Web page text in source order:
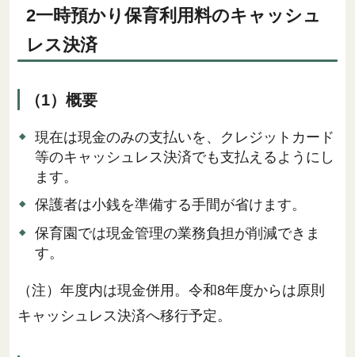
2一時預かり保育利用料のキャッシュ
レス決済
（1）概要
現在は現金のみの支払いを、クレジットカード
等のキャッシュレス決済でも支払えるようにし
ます。
保護者は小銭を準備する手間が省けます。
保育園では現金管理の業務負担が削減できま
す。
（注）年度内は現金併用。令和8年度からは原則
キャッシュレス決済へ移行予定。